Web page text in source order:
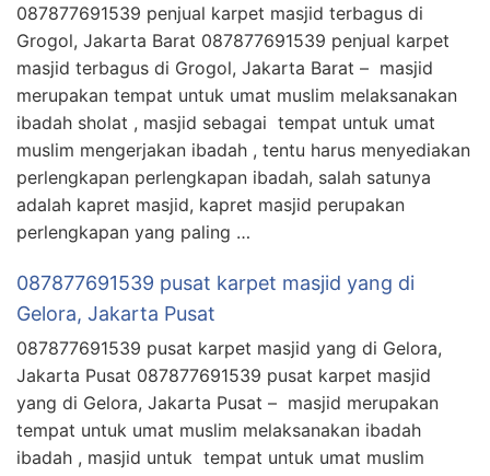
087877691539 penjual karpet masjid terbagus di
Grogol, Jakarta Barat 087877691539 penjual karpet
masjid terbagus di Grogol, Jakarta Barat – masjid
merupakan tempat untuk umat muslim melaksanakan
ibadah sholat , masjid sebagai tempat untuk umat
muslim mengerjakan ibadah , tentu harus menyediakan
perlengkapan perlengkapan ibadah, salah satunya
adalah kapret masjid, kapret masjid perupakan
perlengkapan yang paling …
087877691539 pusat karpet masjid yang di
Gelora, Jakarta Pusat
087877691539 pusat karpet masjid yang di Gelora,
Jakarta Pusat 087877691539 pusat karpet masjid
yang di Gelora, Jakarta Pusat – masjid merupakan
tempat untuk umat muslim melaksanakan ibadah
ibadah , masjid untuk tempat untuk umat muslim